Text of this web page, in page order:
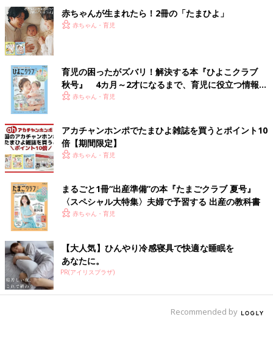
赤ちゃんが生まれたら！2冊の「たまひよ」
赤ちゃん・育児
育児の困ったがズバリ！解決する本『ひよこクラブ
秋号』 4カ月～2才になるまで、育児に役立つ情報が
いっぱい！
赤ちゃん・育児
アカチャンホンポでたまひよ雑誌を買うとポイント10
倍【期間限定】
赤ちゃん・育児
まるごと1冊“出産準備”の本『たまごクラブ 夏号』
〈スペシャル大特集〉夫婦で予習する 出産の教科書
赤ちゃん・育児
【大人気】ひんやり冷感寝具で快適な睡眠を
あなたに。
PR(アイリスプラザ)
Recommended by